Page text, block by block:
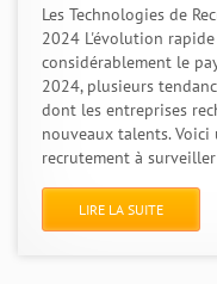
Les Technologies de
2024 L'évolution
considérablement le
2024, plusieurs
dont les entreprises
nouveaux talents.
recrutement à
LIRE LA SUITE